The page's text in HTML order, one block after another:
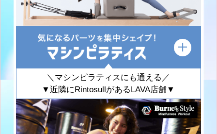
＼マシンピラティスにも通える／
▼近隣にRintosullがあるLAVA店舗▼